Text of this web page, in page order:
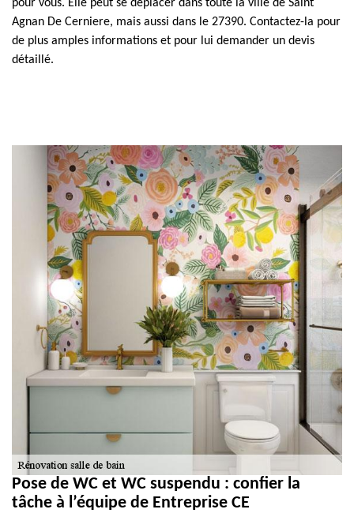
pour vous. Elle peut se déplacer dans toute la ville de Saint
Agnan De Cerniere, mais aussi dans le 27390. Contactez-la pour
de plus amples informations et pour lui demander un devis
détaillé.
Pose de WC et WC suspendu : confier la
tâche à l’équipe de Entreprise CE